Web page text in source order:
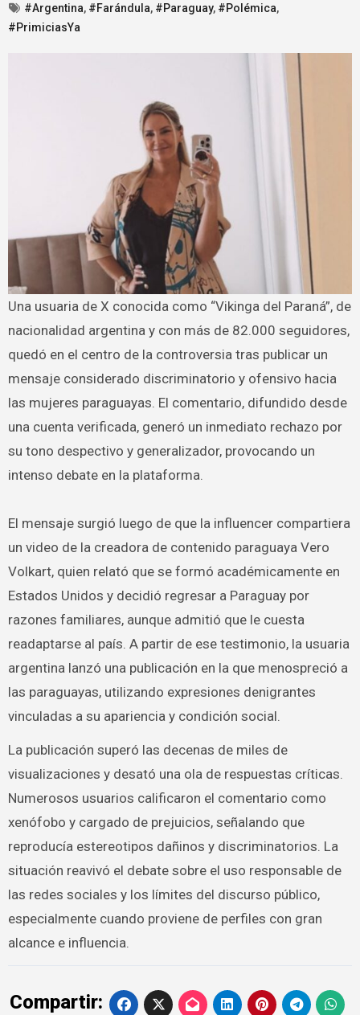
#Argentina, #Farándula, #Paraguay, #Polémica,
#PrimiciasYa
Una usuaria de X conocida como “Vikinga del Paraná”, de
nacionalidad argentina y con más de 82.000 seguidores,
quedó en el centro de la controversia tras publicar un
mensaje considerado discriminatorio y ofensivo hacia
las mujeres paraguayas. El comentario, difundido desde
una cuenta verificada, generó un inmediato rechazo por
su tono despectivo y generalizador, provocando un
intenso debate en la plataforma.
El mensaje surgió luego de que la influencer compartiera
un video de la creadora de contenido paraguaya Vero
Volkart, quien relató que se formó académicamente en
Estados Unidos y decidió regresar a Paraguay por
razones familiares, aunque admitió que le cuesta
readaptarse al país. A partir de ese testimonio, la usuaria
argentina lanzó una publicación en la que menospreció a
las paraguayas, utilizando expresiones denigrantes
vinculadas a su apariencia y condición social.
La publicación superó las decenas de miles de
visualizaciones y desató una ola de respuestas críticas.
Numerosos usuarios calificaron el comentario como
xenófobo y cargado de prejuicios, señalando que
reproducía estereotipos dañinos y discriminatorios. La
situación reavivó el debate sobre el uso responsable de
las redes sociales y los límites del discurso público,
especialmente cuando proviene de perfiles con gran
alcance e influencia.
Compartir: